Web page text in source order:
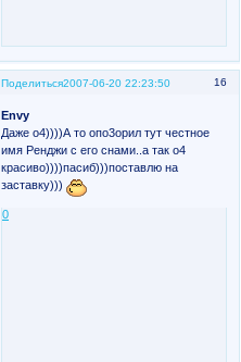
Поделиться 16
2007-06-20 22:23:50
Envy
Даже о4))))А то опо3орил тут честное
имя Ренджи с его снами..а так о4
красиво))))пасиб)))поставлю на
заставку)))
0